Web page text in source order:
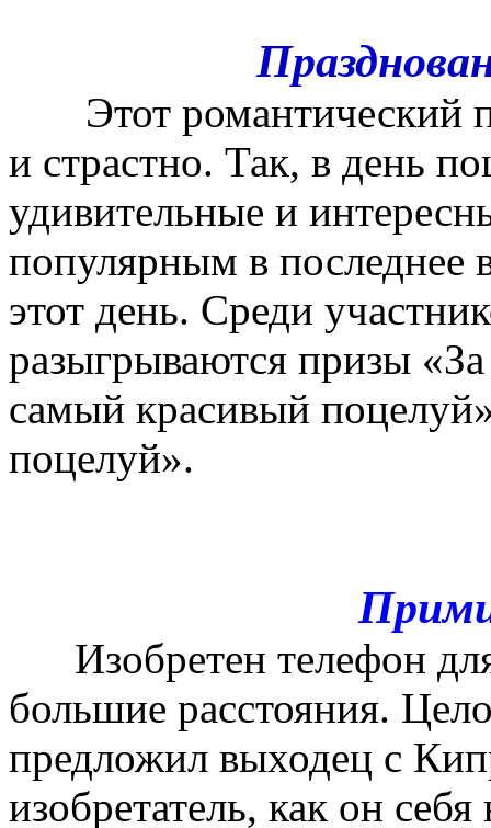
Этот романтический
и страстно. Так, в день
удивительные и
популярным в последнее
этот день. Среди
разыгрываются призы
самый красивый
поцелуй».
Изобретен телефон
большие расстояния.
предложил выходец с
изобретатель, как он